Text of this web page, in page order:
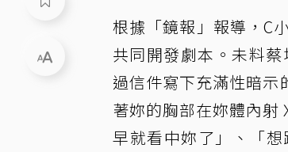
根據「鏡報」報導，C
共同開發劇本。未料
過信件寫下充滿性暗示
著妳的胸部在妳體內射
早就看中妳了」、「